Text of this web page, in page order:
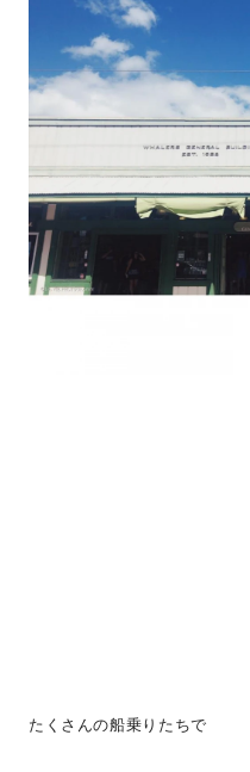
たくさんの船乗りたちで